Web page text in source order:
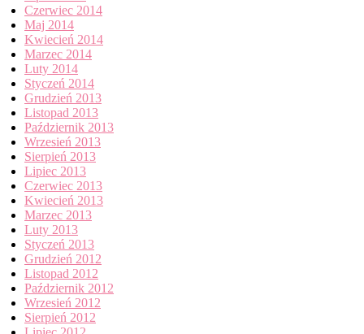
Czerwiec 2014
Maj 2014
Kwiecień 2014
Marzec 2014
Luty 2014
Styczeń 2014
Grudzień 2013
Listopad 2013
Październik 2013
Wrzesień 2013
Sierpień 2013
Lipiec 2013
Czerwiec 2013
Kwiecień 2013
Marzec 2013
Luty 2013
Styczeń 2013
Grudzień 2012
Listopad 2012
Październik 2012
Wrzesień 2012
Sierpień 2012